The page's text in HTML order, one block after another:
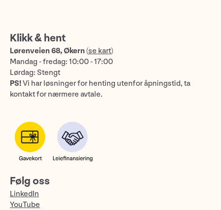
Klikk & hent
Lørenveien 68, Økern (se kart)
Mandag - fredag: 10:00 - 17:00
Lørdag: Stengt
PS!Vi har løsninger for henting utenfor åpningstid, ta
kontakt for nærmere avtale.
Følg oss
LinkedIn
YouTube